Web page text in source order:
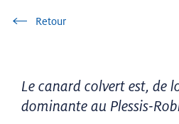
Accueil
Le canard colvert est, de
dominante au Plessis-